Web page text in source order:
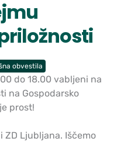
obvestila
do 18.00 vabljeni na
na Gospodarsko
prost!
ZD Ljubljana. Iščemo